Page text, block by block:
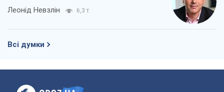
Леонід Невзлін 6,3 т.
Всі думки